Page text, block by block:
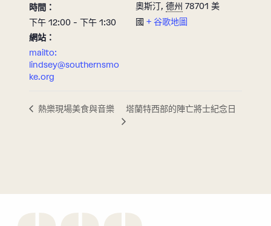
時間：
下午 12:00 - 下午 1:30
網站：
mailto:
lindsey@southernsmo
ke.org
奧斯汀, 德州 78701 美
國 + 谷歌地圖
熱樂現場美食與音樂 塔蘭特西部的陣亡將士紀念日